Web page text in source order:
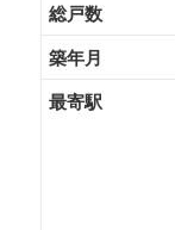
総戸数
築年月
最寄駅